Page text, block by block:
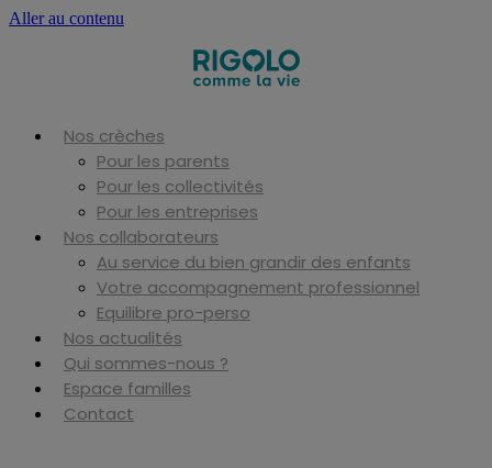
Aller au contenu
Nos crèches
Pour les parents
Pour les collectivités
Pour les entreprises
Nos collaborateurs
Au service du bien grandir des enfants
Votre accompagnement professionnel
Equilibre pro-perso
Nos actualités
Qui sommes-nous ?
Espace familles
Contact